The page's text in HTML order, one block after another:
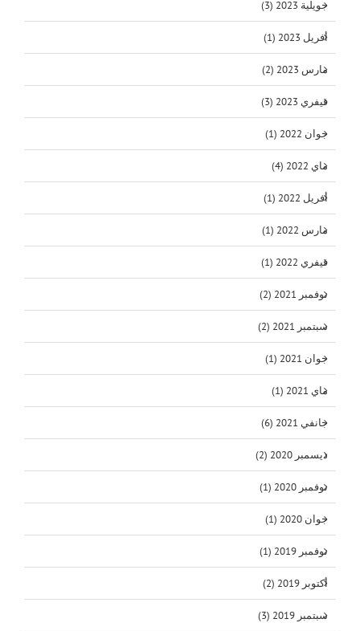
جويلية 2023 (3)
أفريل 2023 (1)
مارس 2023 (2)
فيفري 2023 (3)
جوان 2022 (1)
ماي 2022 (4)
أفريل 2022 (1)
مارس 2022 (1)
فيفري 2022 (1)
نوفمبر 2021 (2)
سبتمبر 2021 (2)
جوان 2021 (1)
ماي 2021 (1)
جانفي 2021 (6)
ديسمبر 2020 (2)
نوفمبر 2020 (1)
جوان 2020 (1)
نوفمبر 2019 (1)
أكتوبر 2019 (2)
سبتمبر 2019 (3)